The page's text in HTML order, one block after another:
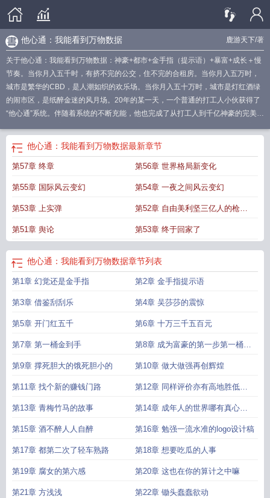
鹿游天下/著
他心通：我能看到万物数据
关于他心通：我能看到万物数据：神豪+都市+金手指（提示语）+暴富+成长＋慢
节奏。当你月入五千时，有挤不完的公交，住不完的合租房。当你月入五万时，
城市是繁华的CBD，是人潮如织的欢乐场。当你月入五十万时，城市是灯红酒绿
的闹市区，是纸醉金迷的风月场。20年的某一天，一个普通的打工人小伙获得了
“他心通”系统。伴随着系统的不断充能，他也完成了从打工人到千亿神豪的完美蜕
老板！”在某次电视会谈中，记者采访问道：“张先生，请问您这一路走来最大的感
想是什么呢。”“应当是感谢我生命中那遇到的一百个贵人。”
通有什么用他心通如何修 他心通真的存在吗他心通能通过什么咒语获得
能知道别人一切信息吗他心通修炼法 他心通属于什么水平 他心通多远都可以听
到吗他心通的人什么特征 他心通能控制人吗拥有他心通的人多吗 他心通口诀
通图片他心通吧 他心通能知道别人未来想法吗 他心通我能看到万物数据
心通开启前的征兆他心通能知道他人的心事他心通是真的吗
心通如何修炼他心通能传男女他心通的人厉害吗他心 通他心通最高境界他
心通武侠阅读他心通可以控制别人吗 拥有他心通的人厉害吗
通的人有哪些特征他心通法 他心通的修行方法他心通他心通能感应未来吗
思他心通百科
他心通：我能看到万物数据最新章节
第57章 终章 第56章 世界格局新变化
第55章 国际风云变幻 第54章 一夜之间风云变幻
第53章 上实弹 第52章 自由美利坚三亿人的枪战
梦
第51章 舆论 第53章 终于回家了
他心通：我能看到万物数据章节列表
第1章 幻觉还是金手指 第2章 金手指提示语
第3章 借鉴刮刮乐 第4章 吴莎莎的震惊
第5章 开门红五千 第6章 十万三千五百元
第7章 第一桶金到手 第8章 成为富豪的第一步第一桶金
的到来
第9章 撑死胆大的饿死胆小的 第10章 做大做强再创辉煌
第11章 找个新的赚钱门路 第12章 同样评价亦有高地胜低之
分
第13章 青梅竹马的故事 第14章 成年人的世界哪有真心相
爱都是见色起意罢了
第15章 酒不醉人人自醉 第16章 勉强一流水准的logo设计稿
第17章 都第二次了轻车熟路 第18章 想要吃瓜的人事
第19章 腐女的第六感 第20章 这也在你的算计之中嘛
第21章 方浅浅 第22章 锄头蠢蠢欲动